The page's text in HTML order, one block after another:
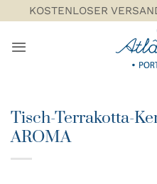
Inhalt
springen
KOSTENLOSER
Tisch-Terrakotta-
AROMA